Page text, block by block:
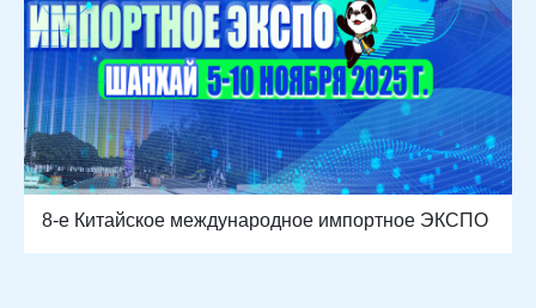
8-е Китайское международное импортное ЭКСПО